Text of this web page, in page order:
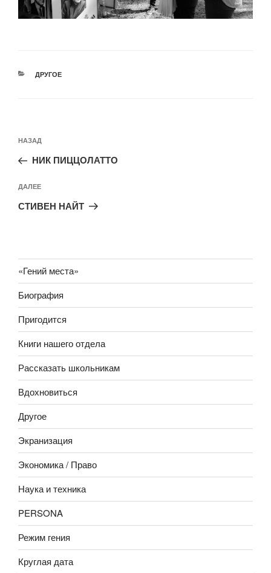
РУБРИКИ
ДРУГОЕ
по
записям
Предыдущая
запись:
НАЗАД
НИК ПИЦЦОЛАТТО
Следующая
запись
ДАЛЕЕ
СТИВЕН НАЙТ
«Гений места»
Биография
Пригодится
Книги нашего отдела
Рассказать школьникам
Вдохновиться
Другое
Экранизация
Экономика / Право
Наука и техника
PERSONA
Режим гения
Круглая дата